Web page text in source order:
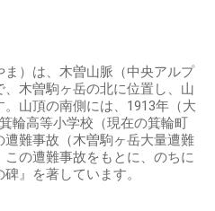
）は、木曽山脈（中央アルプ
木曽駒ヶ岳の北に位置し、山
山頂の南側には、1913年（大
輪高等小学校（現在の箕輪町
難事故（木曽駒ヶ岳大量遭難
の遭難事故をもとに、のちに
』を著しています。